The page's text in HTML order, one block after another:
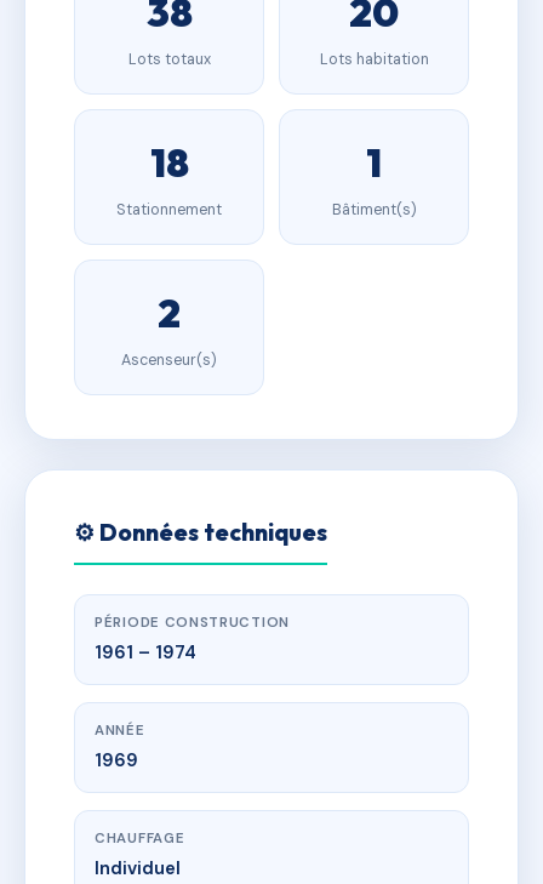
38
Lots totaux
20
Lots habitation
18
Stationnement
1
Bâtiment(s)
2
Ascenseur(s)
⚙️ Données techniques
PÉRIODE CONSTRUCTION
1961 – 1974
ANNÉE
1969
CHAUFFAGE
Individuel